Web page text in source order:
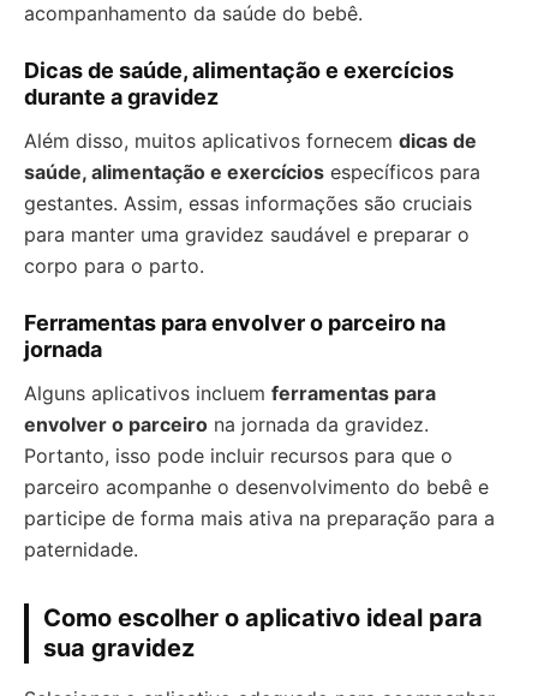
acompanhamento da saúde do bebê.
Dicas de saúde, alimentação e exercícios
durante a gravidez
Além disso, muitos aplicativos fornecem dicas de
saúde, alimentação e exercícios específicos para
gestantes. Assim, essas informações são cruciais
para manter uma gravidez saudável e preparar o
corpo para o parto.
Ferramentas para envolver o parceiro na
jornada
Alguns aplicativos incluem ferramentas para
envolver o parceiro na jornada da gravidez.
Portanto, isso pode incluir recursos para que o
parceiro acompanhe o desenvolvimento do bebê e
participe de forma mais ativa na preparação para a
paternidade.
Como escolher o aplicativo ideal para
sua gravidez